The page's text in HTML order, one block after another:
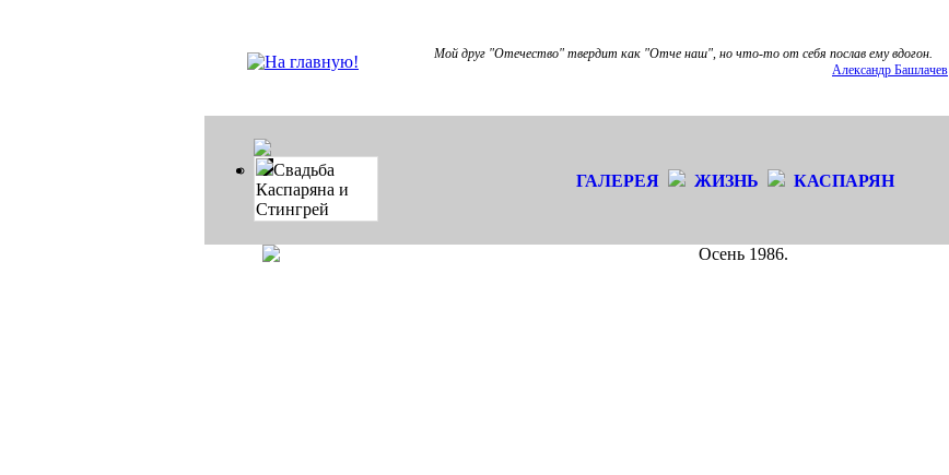
Мой друг "Отечество" твердит как "Отче наш", но что-то от себя послав ему вдогон.
Александр Башлачев
Свадьба
Каспаряна и
Стингрей
ГАЛЕРЕЯ ЖИЗНЬ КАСПАРЯН